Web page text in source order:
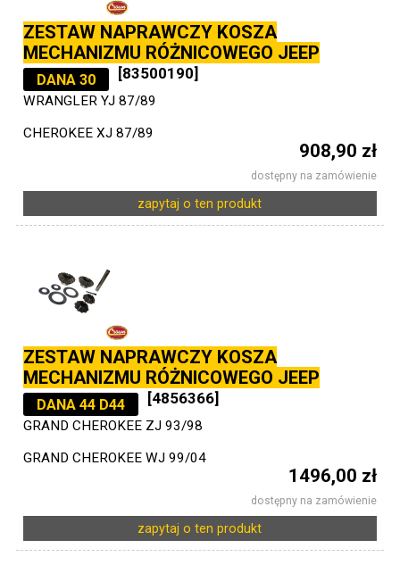
ZESTAW NAPRAWCZY KOSZA
MECHANIZMU RÓŻNICOWEGO JEEP
DANA 30 [83500190]
WRANGLER YJ 87/89
CHEROKEE XJ 87/89
908,90 zł
dostępny na zamówienie
zapytaj o ten produkt
ZESTAW NAPRAWCZY KOSZA
MECHANIZMU RÓŻNICOWEGO JEEP
DANA 44 D44 [4856366]
GRAND CHEROKEE ZJ 93/98
GRAND CHEROKEE WJ 99/04
1496,00 zł
dostępny na zamówienie
zapytaj o ten produkt